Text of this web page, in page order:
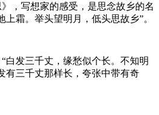
，写想家的感受，是思念故乡的名
霜。举头望明月，低头思故乡”。
白发三千丈，缘愁似个长。不知明
有三千丈那样长，夸张中带有奇